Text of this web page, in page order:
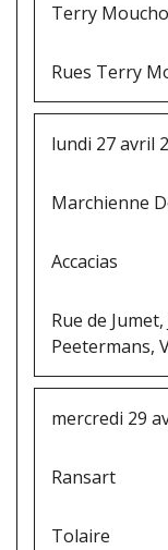
Terry
Rues Terry
lundi 27 avril
Marchienne
Accacias
Rue de
Peetermans,
mercredi 29
Ransart
Tolaire